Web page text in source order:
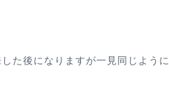
た後になりますが一見同じように